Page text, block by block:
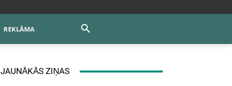
REKLĀMA
JAUNĀKĀS ZIŅAS